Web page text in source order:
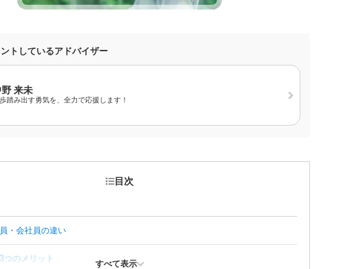
トしているアドバイザー
野 来未
踏み出す勇気を、全力で応援します！
目次
・会社員の違い
つのメリット
すべて表示